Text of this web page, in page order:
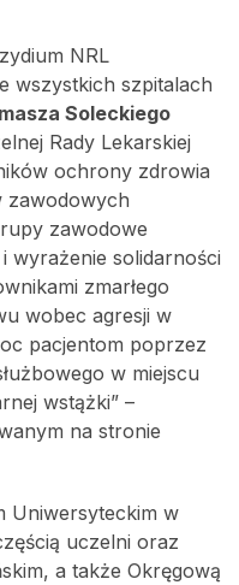
NRL
wszystkich szpitalach
Soleckiego
Rady Lekarskiej
ochrony zdrowia
zawodowych
zawodowe
wyrażenie solidarności
zmarłego
wobec agresji w
pacjentom poprzez
w miejscu
wstążki” –
na stronie
Uniwersyteckim w
uczelni oraz
a także Okręgową